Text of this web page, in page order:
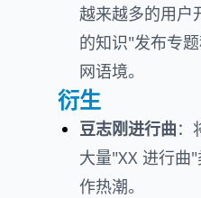
越来越多的用户
的知识"发布专
网语境。
衍生
豆志刚进行曲：
大量"XX 进行曲
作热潮。